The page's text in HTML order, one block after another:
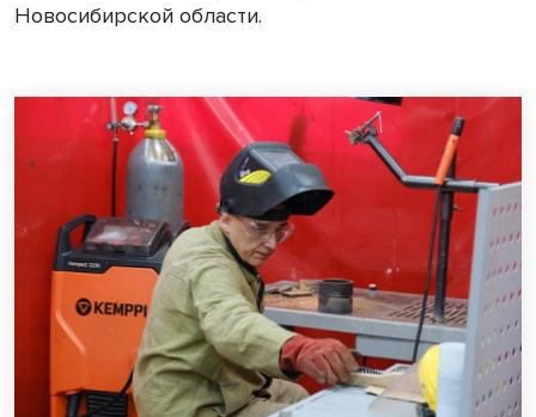
Новосибирской области.